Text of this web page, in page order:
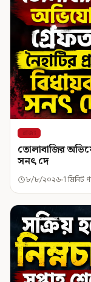
রাজ্য
তোলাবাজির
সনৎ দে
৮/৮/২০২৬ 1 মিনিট